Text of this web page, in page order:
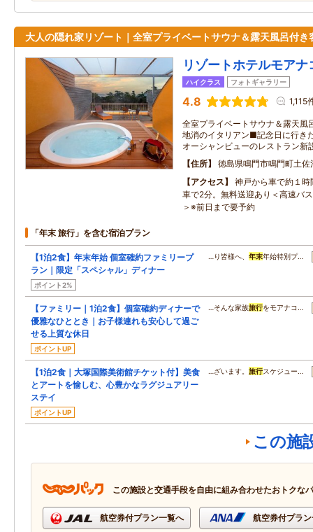
大人の隠れ家リゾート｜全室プライベートサウナ＆露天風呂付き
リゾートホテルモアナ
ハイクラス フォトギャラリー
4.8 1,115
全室プライベートサウナ＆露天
地消のイタリアン■記念日に行き
オーシャンビューのレストラン新
住所
徳島県鳴門市鳴門町土
アクセス
神戸から車で約１
車で2分。無料送迎あり＜高速バ
＞※前日まで要予約
「年末 旅行」を含む宿泊プラン
【1泊2食】年末年始 個室確約ファミリープ
ラン｜限定「スペシャル」ディナー
ポイント2%
…り皆様へ、 年末年始特別プ…
【ファミリー｜1泊2食】個室確約ディナーで
優雅なひととき｜お子様連れも安心して過ご
せる上質な休日
ポイントUP
…そんな家族旅行をモアナコ…
【1泊2食｜大塚国際美術館チケット付】美食
とアートを愉しむ、心豊かなラグジュアリー
ステイ
ポイントUP
…ざいます。 旅行スケジュー…
この施
この施設と交通手段を自由に組み合わせたおトクな
航空券付プラン一覧へ 航空券付プラ